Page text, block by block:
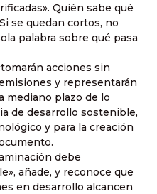
Quién sabe qué
se quedan cortos, no
palabra sobre qué pasa
acciones sin
y representarán
mediano plazo de lo
de desarrollo sostenible,
y para la creación
debe
añade, y reconoce que
en desarrollo alcancen